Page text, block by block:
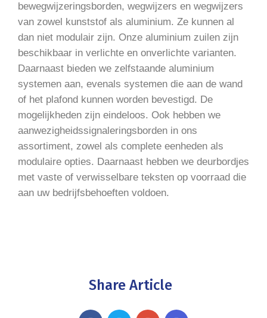
bewegwijzeringsborden, wegwijzers en wegwijzers
van zowel kunststof als aluminium. Ze kunnen al
dan niet modulair zijn. Onze aluminium zuilen zijn
beschikbaar in verlichte en onverlichte varianten.
Daarnaast bieden we zelfstaande aluminium
systemen aan, evenals systemen die aan de wand
of het plafond kunnen worden bevestigd. De
mogelijkheden zijn eindeloos. Ook hebben we
aanwezigheidssignaleringsborden in ons
assortiment, zowel als complete eenheden als
modulaire opties. Daarnaast hebben we deurbordjes
met vaste of verwisselbare teksten op voorraad die
aan uw bedrijfsbehoeften voldoen.
Share Article